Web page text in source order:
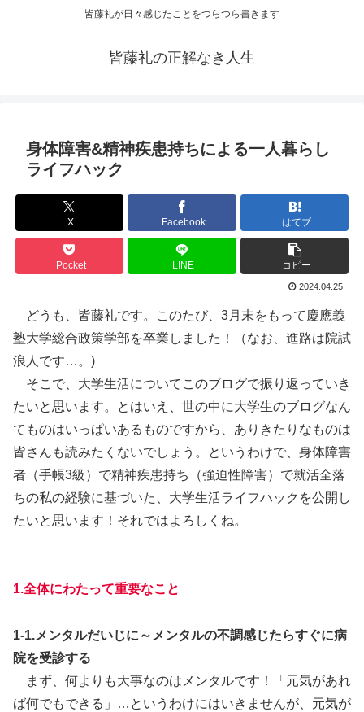
皆藤礼が日々感じたことをつらつら書きます
皆藤礼の正解なき人生
身体障害&精神疾患持ちによる一人暮らし
ライフハック
X Facebook はてブ
Pocket LINE コピー
2024.04.25
どうも、皆藤礼です。このたび、3月末をもって慶應義
塾大学総合政策学部を卒業しました！（なお、進路は院試
浪人です…。)
そこで、大学生活についてこのブログで振り返っていき
たいと思います。とはいえ、世の中に大学生のブログなん
てものはいっぱいあるものですから、ありきたりなものは
皆さんも読みたくないでしょう。というわけで、身体障害
者（手帳3級）で精神疾患持ち（強迫性障害）で就活全落
ちの私の経験に基づいた、大学生活ライフハックを公開し
たいと思います！それではよろしくね。
1.全体にわたって重要なこと
1-1.メンタルだいじに～メンタルの不調感じたらすぐに病
院を受診する
まず、何よりも大事なのはメンタルです！「元気があれ
ば何でもできる」…というわけにはいきませんが、元気が